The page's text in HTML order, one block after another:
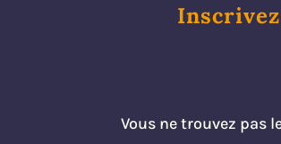
Vous ne trouvez pas